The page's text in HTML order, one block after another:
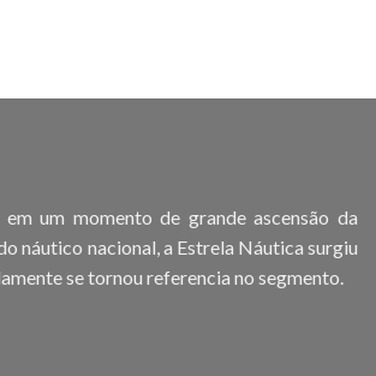
um momento de grande ascensão da
náutico nacional, a Estrela Náutica surgiu
se tornou referencia no segmento.